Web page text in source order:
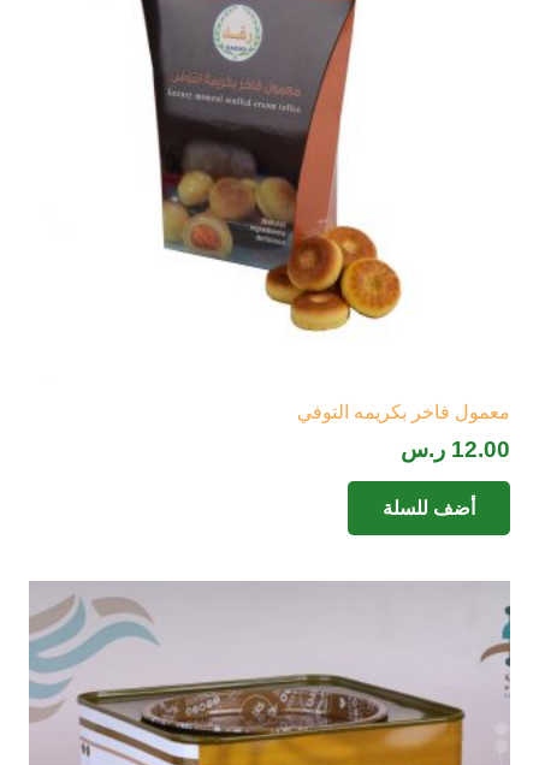
معمول فاخر بكريمه التوفي
12.00 ر.س
أضف للسلة